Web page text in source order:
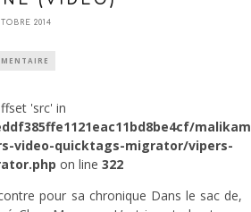
2014
'src' in
video-quicktags-migrator/vipers-
on line 322
pour sa chronique Dans le sac de,